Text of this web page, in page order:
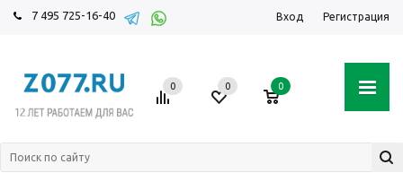
7 495 725-16-40 Вход Регистрация
0 0 0